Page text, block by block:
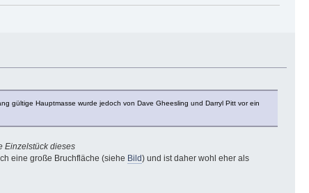
gültige Hauptmasse wurde jedoch von Dave Gheesling und Darryl Pitt vor ein
Einzelstück dieses
eine große Bruchfläche (siehe Bild) und ist daher wohl eher als